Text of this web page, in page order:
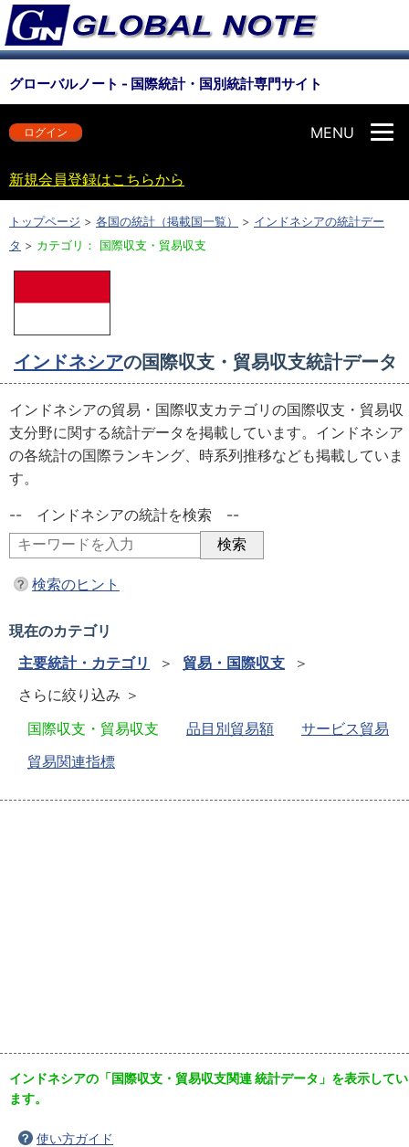
グローバルノート - 国際統計・国別統計専門サイト
MENU
ログイン
新規会員登録はこちらから
トップページ > 各国の統計（掲載国一覧） > インドネシアの統計デー
タ > カテゴリ： 国際収支・貿易収支
インドネシアの国際収支・貿易収支統計データ
インドネシアの貿易・国際収支カテゴリの国際収支・貿易収
支分野に関する統計データを掲載しています。インドネシア
の各統計の国際ランキング、時系列推移なども掲載していま
す。
-- インドネシアの統計を検索 --
検索のヒント
現在のカテゴリ
主要統計・カテゴリ
＞ 貿易・国際収支 ＞
さらに絞り込み ＞
国際収支・貿易収支
品目別貿易額
サービス貿易
貿易関連指標
インドネシアの「国際収支・貿易収支関連 統計データ」を表示してい
ます。
使い方ガイド